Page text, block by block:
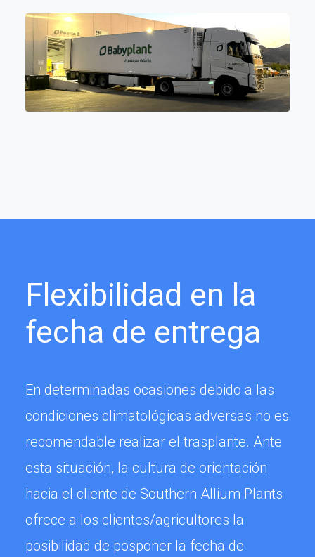
Flexibilidad en la
fecha de entrega
En determinadas ocasiones debido a las
condiciones climatológicas adversas no es
recomendable realizar el trasplante. Ante
esta situación, la cultura de orientación
hacia el cliente de Southern Allium Plants
ofrece a los clientes/agricultores la
posibilidad de posponer la fecha de